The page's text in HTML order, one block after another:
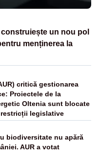
un nou pol
menținerea la
critică gestionarea
Proiectele de la
Oltenia sunt blocate
legislative
biodiversitate nu apără
AUR a votat